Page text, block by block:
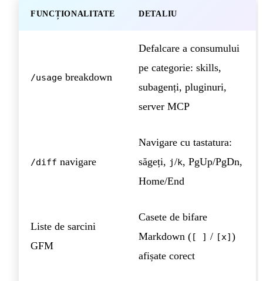
FUNCȚIONALITATE DETALIU
/usage breakdown
Defalcare a consumului
pe categorie: skills,
subagenți, pluginuri,
server MCP
/diff navigare
Navigare cu tastatura:
săgeți, j/k, PgUp/PgDn,
Home/End
Liste de sarcini
GFM
Casete de bifare
Markdown ([ ] / [x])
afișate corect